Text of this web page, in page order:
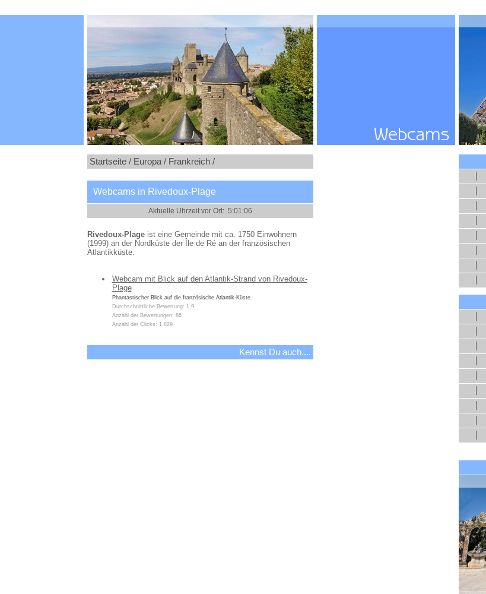
Startseite / Europa / Frankreich /
Webcams in Rivedoux-Plage
Rivedoux-Plageist eine Gemeinde mit ca. 1750 Einwohnern
(1999) an der Nordküste der Île de Ré an der französischen
Atlantikküste.
Webcam mit Blick auf den Atlantik-Strand von Rivedoux-
Plage
Phantastischer Blick auf die französische Atlantik-Küste
Durchschnittliche Bewertung: 1,9
Anzahl der Bewertungen: 86
Anzahl der Clicks: 1.829
Kennst Du auch....